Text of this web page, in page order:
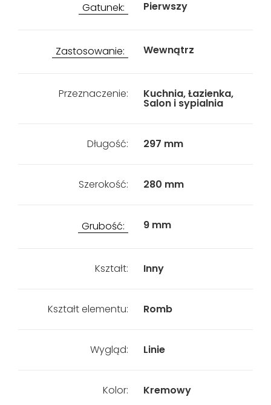
Gatunek: Pierwszy
Zastosowanie: Wewnątrz
Przeznaczenie: Kuchnia, Łazienka,
Salon i sypialnia
Długość: 297 mm
Szerokość: 280 mm
Grubość: 9 mm
Kształt: Inny
Kształt elementu: Romb
Wygląd: Linie
Kolor: Kremowy